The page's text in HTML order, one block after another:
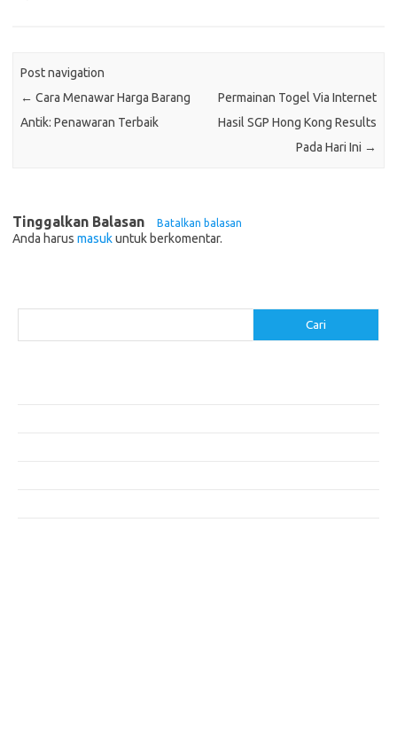
Post navigation
← Cara Menawar Harga Barang
Antik: Penawaran Terbaik
Permainan Togel Via Internet
Hasil SGP Hong Kong Results
Pada Hari Ini →
Tinggalkan Balasan Batalkan balasan
Anda harus masukuntuk berkomentar.
Cari